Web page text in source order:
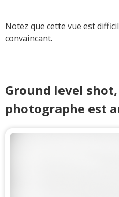
Notez que cette vue est
convaincant.
Ground level
photographe est